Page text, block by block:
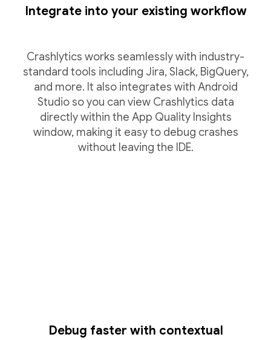
Integrate into your existing workflow
Crashlytics works seamlessly with industry-
standard tools including Jira, Slack, BigQuery,
and more. It also integrates with Android
Studio so you can view Crashlytics data
directly within the App Quality Insights
window, making it easy to debug crashes
without leaving the IDE.
Debug faster with contextual